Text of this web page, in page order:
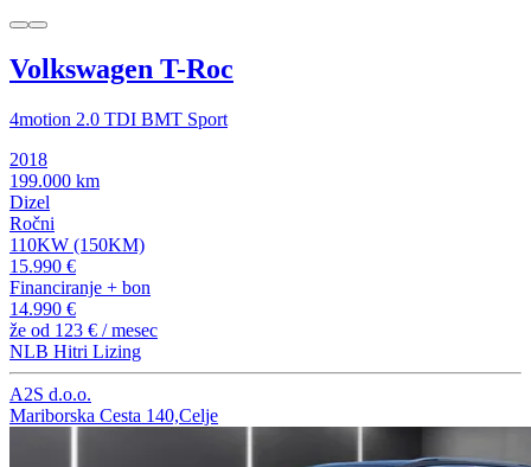
Volkswagen T-Roc
4motion 2.0 TDI BMT Sport
2018
199.000 km
Dizel
Ročni
110KW (150KM)
15.990 €
Financiranje + bon
14.990 €
že od 123 € / mesec
NLB Hitri Lizing
A2S d.o.o.
Mariborska Cesta 140,Celje